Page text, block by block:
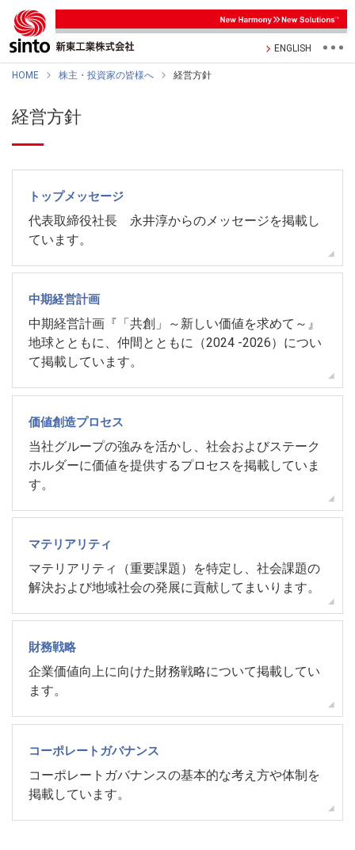
ENGLISH
HOME 株主・投資家の皆様へ 経営方針
経営方針
トップメッセージ
代表取締役社長 永井淳からのメッセージを掲載し
ています。
中期経営計画
中期経営計画『「共創」～新しい価値を求めて～』
地球とともに、仲間とともに（2024 -2026）につい
て掲載しています。
価値創造プロセス
当社グループの強みを活かし、社会およびステーク
ホルダーに価値を提供するプロセスを掲載していま
す。
マテリアリティ
マテリアリティ（重要課題）を特定し、社会課題の
解決および地域社会の発展に貢献してまいります。
財務戦略
企業価値向上に向けた財務戦略について掲載してい
ます。
コーポレートガバナンス
コーポレートガバナンスの基本的な考え方や体制を
掲載しています。